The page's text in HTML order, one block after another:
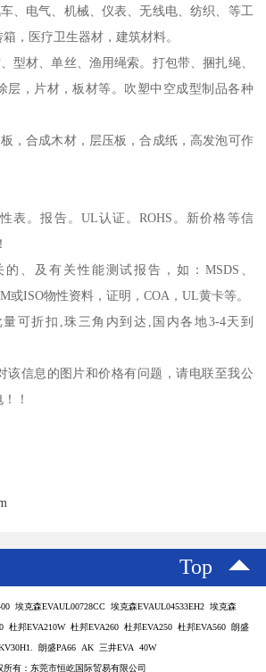
、电气、机械、仪表、无线电、纺织、等工
，医疗卫生器材，建筑材料。
型材、单丝、渔用绳索。打包带、捆扎绳、
层，片材，板材等。吹塑中空成型制品各种
，合成木材，层压板，合成纸，高发泡可作
表。报告。 UL认证。ROHS 。新价格等信
、及有关性能测试报告，如： MSDS
或ISO物性资料，证明，COA ，UL黄卡等。
量可折扣 珠三角内到达 国内各地3-4天到
该信息的图片和价格有问题，请电联至我公
！
Top
埃克森EVAUL00728CC 埃克森EVAUL04533EH2 埃克森
杜邦EVA210W 杜邦EVA260 杜邦EVA250 杜邦EVA560 朗盛
朗盛PA66 AK 三井EVA 40W
所有：东莞市恒屹国际贸易有限公司